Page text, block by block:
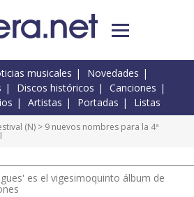
musicales
Novedades
Discos históricos
Canciones
Artistas Portadas Listas
(N) > 9 nuevos nombres para la 4ª
es el vigesimoquinto álbum de